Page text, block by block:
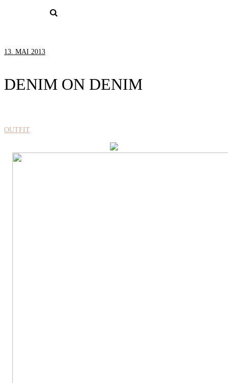
13. MAI 2013
DENIM ON DENIM
OUTFIT